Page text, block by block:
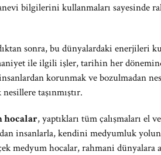
bilgilerini kullanmaları sayesinde
sonra, bu dünyalardaki enerjileri
ile ilgili işler, tarihin her
korunmak ve bozulmadan
taşınmıştır.
hocalar, yaptıkları tüm çalışmaları
insanlarla, kendini medyumluk
medyum hocalar, rahmani dünyalara